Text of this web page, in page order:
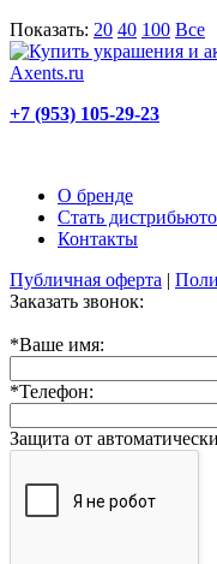
Показать: 20 40 100 Все
+7 (953) 105-29-23
О бренде
Стать
Контакты
Публичная оферта |
Заказать звонок:
*Ваше имя:
*Телефон:
Защита от